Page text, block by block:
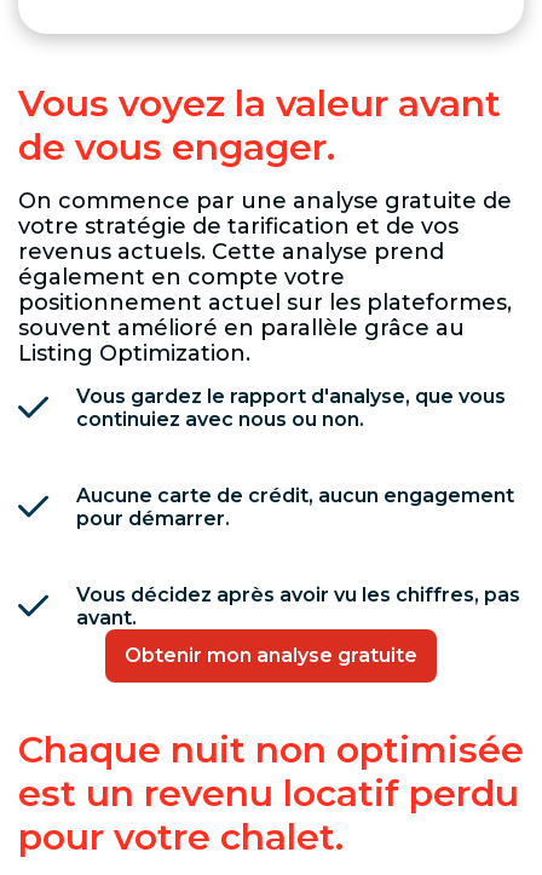
Vous voyez la valeur avant
de vous engager.
On commence par une analyse gratuite de
votre stratégie de tarification et de vos
revenus actuels. Cette analyse prend
également en compte votre
positionnement actuel sur les plateformes,
souvent amélioré en parallèle grâce au
Listing Optimization.
Vous gardez le rapport d'analyse, que vous
continuiez avec nous ou non.
Aucune carte de crédit, aucun engagement
pour démarrer.
Vous décidez après avoir vu les chiffres, pas
avant.
Obtenir mon analyse gratuite
Chaque nuit non optimisée
est un revenu locatif perdu
pour votre chalet.